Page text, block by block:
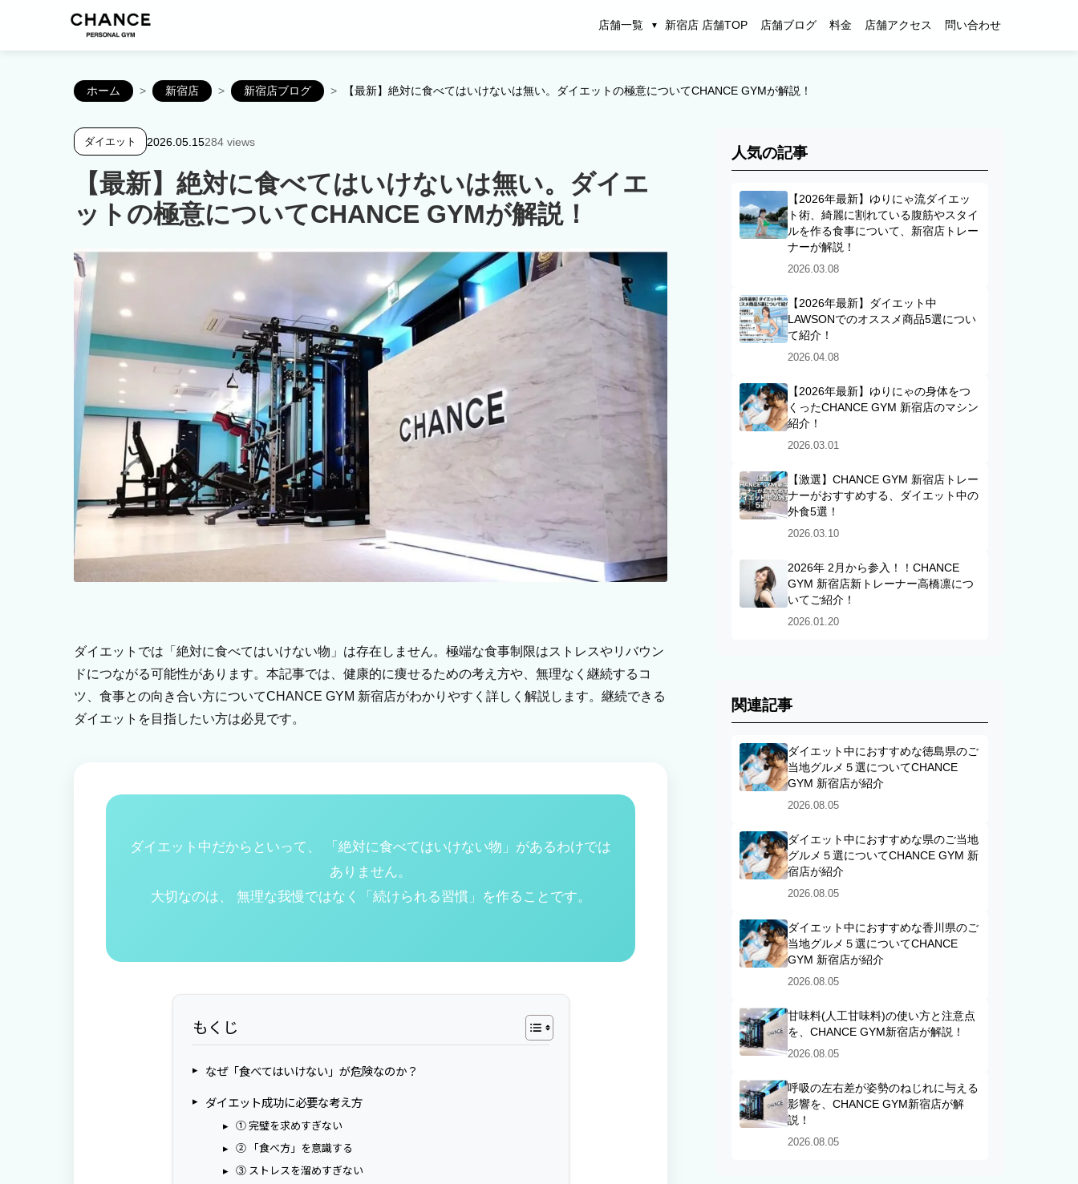
店舗一覧 新宿店 店舗TOP 店舗ブログ 料金 店舗アクセス 問い合わせ
ホーム > 新宿店 > 新宿店ブログ > 【最新】絶対に食べてはいけないは無い。ダイエットの極意についてCHANCE GYMが解説！
ダイエット 2026.05.15284 views
【最新】絶対に食べてはいけないは無い。ダイエ
ットの極意についてCHANCE GYMが解説！
ダイエットでは「絶対に食べてはいけない物」は存在しません。極端な食事制限はストレスやリバウン
ドにつながる可能性があります。本記事では、健康的に痩せるための考え方や、無理なく継続するコ
ツ、食事との向き合い方についてCHANCE GYM 新宿店がわかりやすく詳しく解説します。継続できる
ダイエットを目指したい方は必見です。
ダイエット中だからといって、 「絶対に食べてはいけない物」があるわけでは
ありません。
大切なのは、 無理な我慢ではなく「続けられる習慣」を作ることです。
もくじ
なぜ「食べてはいけない」が危険なのか？
ダイエット成功に必要な考え方
① 完璧を求めすぎない
② 「食べ方」を意識する
③ ストレスを溜めすぎない
人気の記事
【2026年最新】ゆりにゃ流ダイエッ
ト術、綺麗に割れている腹筋やスタイ
ルを作る食事について、新宿店トレー
ナーが解説！
2026.03.08
【2026年最新】ダイエット中
LAWSONでのオススメ商品5選につい
て紹介！
2026.04.08
【2026年最新】ゆりにゃの身体をつ
くったCHANCE GYM 新宿店のマシン
紹介！
2026.03.01
【激選】CHANCE GYM 新宿店トレー
ナーがおすすめする、ダイエット中の
外食5選！
2026.03.10
2026年 2月から参入！！CHANCE
GYM 新宿店新トレーナー高橋凛につ
いてご紹介！
2026.01.20
関連記事
ダイエット中におすすめな徳島県のご
当地グルメ５選についてCHANCE
GYM 新宿店が紹介
2026.08.05
ダイエット中におすすめな県のご当地
グルメ５選についてCHANCE GYM 新
宿店が紹介
2026.08.05
ダイエット中におすすめな香川県のご
当地グルメ５選についてCHANCE
GYM 新宿店が紹介
2026.08.05
甘味料(人工甘味料)の使い方と注意点
を、CHANCE GYM新宿店が解説！
2026.08.05
呼吸の左右差が姿勢のねじれに与える
影響を、CHANCE GYM新宿店が解
説！
2026.08.05